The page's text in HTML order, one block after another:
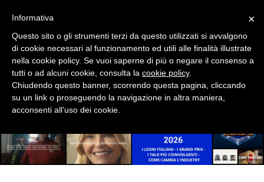
RP
DIRECT
SPONSOR
EVENTI
×
Informativa
Questo sito o gli strumenti terzi da questo utilizzati si avvalgono
di cookie necessari al funzionamento ed utili alle finalità illustrate
nella cookie policy. Se vuoi saperne di più o negare il consenso a
tutti o ad alcuni cookie, consulta la cookie policy.
Chiudendo questo banner, scorrendo questa pagina, cliccando
su un link o proseguendo la navigazione in altra maniera,
acconsenti all’uso dei cookie.